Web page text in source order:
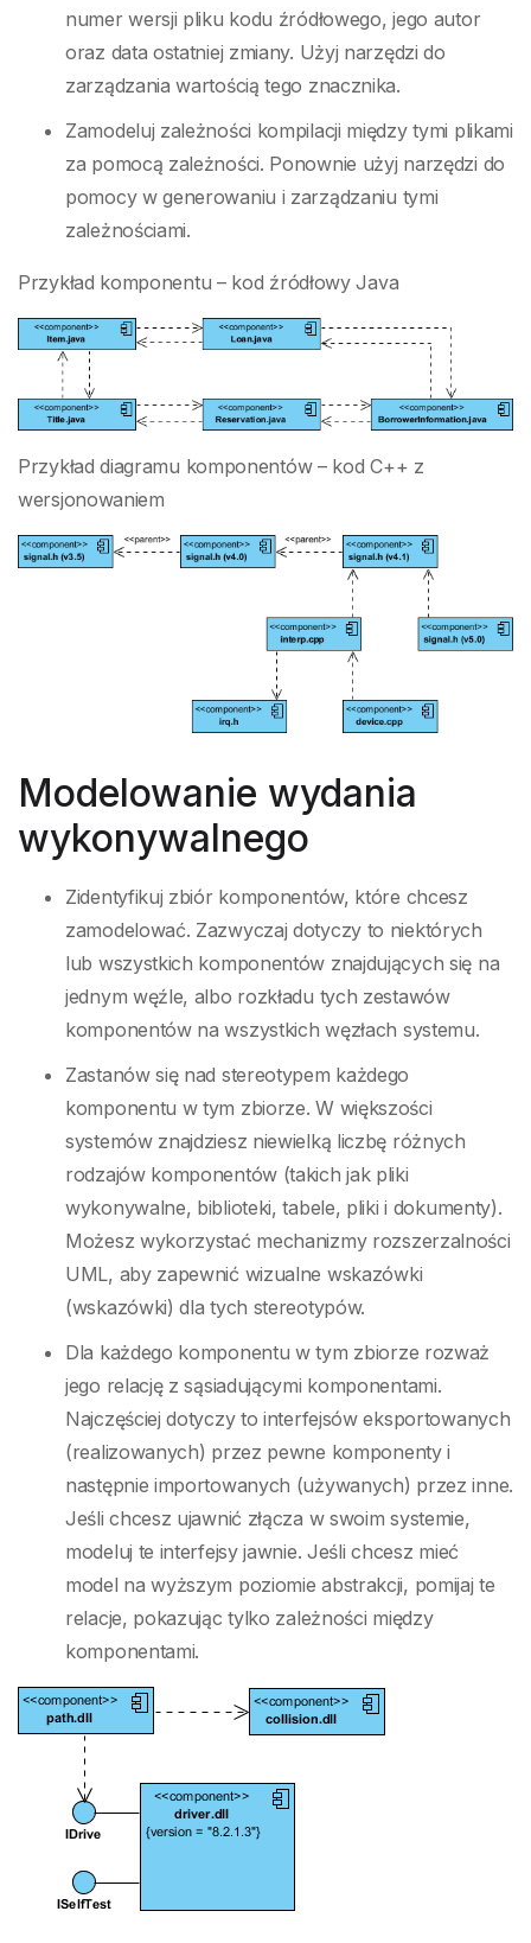
numer wersji pliku kodu źródłowego, jego autor
oraz data ostatniej zmiany. Użyj narzędzi do
zarządzania wartością tego znacznika.
Zamodeluj zależności kompilacji między tymi plikami
za pomocą zależności. Ponownie użyj narzędzi do
pomocy w generowaniu i zarządzaniu tymi
zależnościami.
Przykład komponentu – kod źródłowy Java
Przykład diagramu komponentów – kod C++ z
wersjonowaniem
Modelowanie wydania
wykonywalnego
Zidentyfikuj zbiór komponentów, które chcesz
zamodelować. Zazwyczaj dotyczy to niektórych
lub wszystkich komponentów znajdujących się na
jednym węźle, albo rozkładu tych zestawów
komponentów na wszystkich węzłach systemu.
Zastanów się nad stereotypem każdego
komponentu w tym zbiorze. W większości
systemów znajdziesz niewielką liczbę różnych
rodzajów komponentów (takich jak pliki
wykonywalne, biblioteki, tabele, pliki i dokumenty).
Możesz wykorzystać mechanizmy rozszerzalności
UML, aby zapewnić wizualne wskazówki
(wskazówki) dla tych stereotypów.
Dla każdego komponentu w tym zbiorze rozważ
jego relację z sąsiadującymi komponentami.
Najczęściej dotyczy to interfejsów eksportowanych
(realizowanych) przez pewne komponenty i
następnie importowanych (używanych) przez inne.
Jeśli chcesz ujawnić złącza w swoim systemie,
modeluj te interfejsy jawnie. Jeśli chcesz mieć
model na wyższym poziomie abstrakcji, pomijaj te
relacje, pokazując tylko zależności między
komponentami.